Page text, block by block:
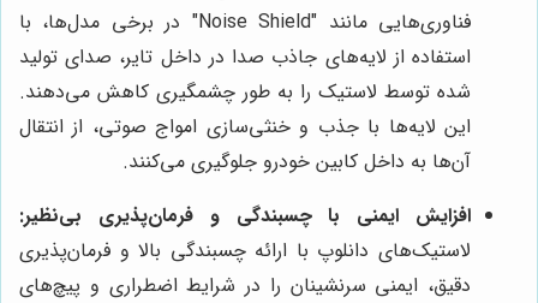
فناوری‌هایی مانند "Noise Shield" در برخی مدل‌ها، با
استفاده از لایه‌های جاذب صدا در داخل تایر، صدای تولید
شده توسط لاستیک را به طور چشمگیری کاهش می‌دهند.
این لایه‌ها با جذب و خنثی‌سازی امواج صوتی، از انتقال
آن‌ها به داخل کابین خودرو جلوگیری می‌کنند.
افزایش ایمنی با چسبندگی و فرمان‌پذیری بی‌نظیر:
لاستیک‌های دانلوپ با ارائه چسبندگی بالا و فرمان‌پذیری
دقیق، ایمنی سرنشینان را در شرایط اضطراری و پیچ‌های